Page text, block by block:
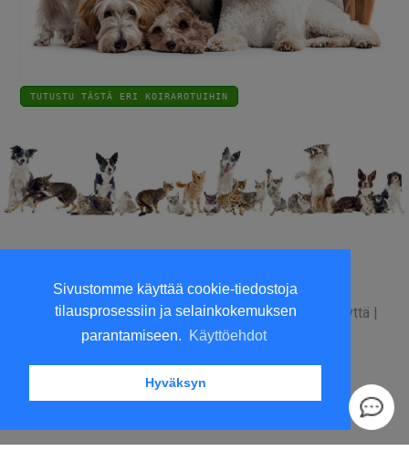
Sivustomme käyttää cookie-tiedostoja
tilausprosessiin ja selainkokemuksen
parantamiseen.
Käyttöehdot
Hyväksyn
TUTUSTU TÄSTÄ ERI KOIRAROTUIHIN
Kesäperjantait suljettu
Yritysinfo|Toimitusehdot|Maksutavat|Ota yhteyttä |
GDPR tietosuojalausunto